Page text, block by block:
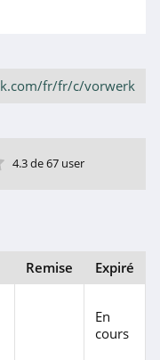
fr/fr/c/vorwerk
5 étoile
étoile
4.3 de 67 user
Remise Expiré
En
cours